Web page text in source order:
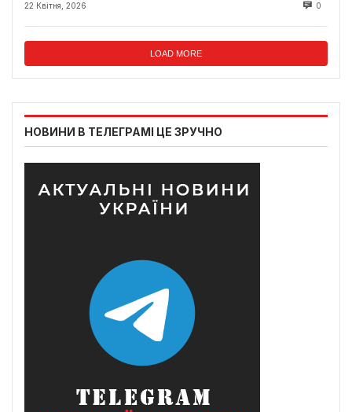
22 Квітня, 2026 0
LOAD MORE
НОВИНИ В ТЕЛЕГРАМІ ЦЕ ЗРУЧНО